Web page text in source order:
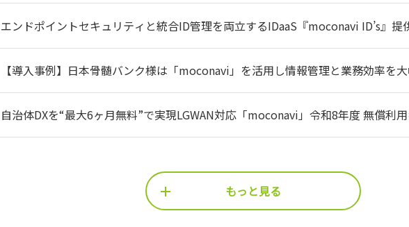
エンドポイントセキュリティと統合ID管理を両立するIDaaS『moconavi ID’s』
リーズに、認証・ID管理基盤を追加費用なしで提供 —
【導入事例】日本骨髄バンク様は「moconavi」を活用し情報管理と業務効率を
ーター業務を刷新
自治体DXを“最大6ヶ月無料”で実現LGWAN対応「moconavi」令和8年度 無償利
もっと見る